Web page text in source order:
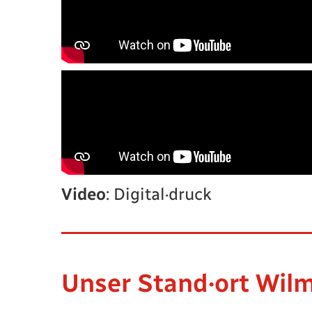
Video: Digital·druck
Unser Stand·ort